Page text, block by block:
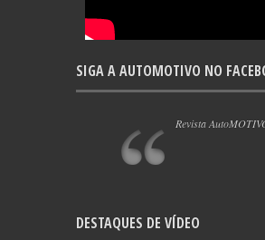
SIGA A AUTOMOTIVO NO
Revista
DESTAQUES DE VÍDEO